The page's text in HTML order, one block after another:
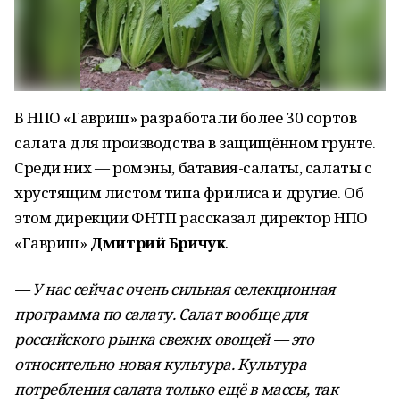
В НПО «Гавриш» разработали более 30 сортов
салата для производства в защищённом грунте.
Среди них — ромэны, батавия-салаты, салаты с
хрустящим листом типа фрилиса и другие. Об
этом дирекции ФНТП рассказал директор НПО
«Гавриш» Дмитрий Бричук.
— У нас сейчас очень сильная селекционная
программа по салату. Салат вообще для
российского рынка свежих овощей — это
относительно новая культура. Культура
потребления салата только ещё в массы, так